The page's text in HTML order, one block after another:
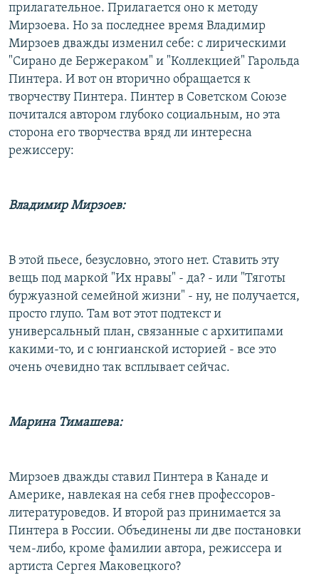
прилагательное. Прилагается оно к методу
Мирзоева. Но за последнее время Владимир
Мирзоев дважды изменил себе: с лирическими
"Сирано де Бержераком" и "Коллекцией" Гарольда
Пинтера. И вот он вторично обращается к
творчеству Пинтера. Пинтер в Советском Союзе
почитался автором глубоко социальным, но эта
сторона его творчества вряд ли интересна
режиссеру:
Владимир Мирзоев:
В этой пьесе, безусловно, этого нет. Ставить эту
вещь под маркой "Их нравы" - да? - или "Тяготы
буржуазной семейной жизни" - ну, не получается,
просто глупо. Там вот этот подтекст и
универсальный план, связанные с архитипами
какими-то, и с юнгианской историей - все это
очень очевидно так всплывает сейчас.
Марина Тимашева:
Мирзоев дважды ставил Пинтера в Канаде и
Америке, навлекая на себя гнев профессоров-
литературоведов. И второй раз принимается за
Пинтера в России. Объединены ли две постановки
чем-либо, кроме фамилии автора, режиссера и
артиста Сергея Маковецкого?